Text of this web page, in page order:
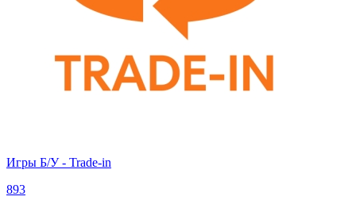
Игры Б/У - Trade-in
893